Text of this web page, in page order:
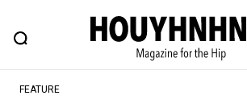
FEATURE BLOG SNAP
ヒップなファッション、カルチャー、ライフスタイ
FEATURE